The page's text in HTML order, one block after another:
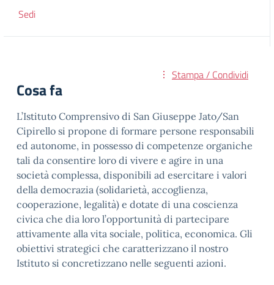
Sedi
Stampa / Condividi
Cosa fa
L’Istituto Comprensivo di San Giuseppe Jato/San
Cipirello si propone di formare persone responsabili
ed autonome, in possesso di competenze organiche
tali da consentire loro di vivere e agire in una
società complessa, disponibili ad esercitare i valori
della democrazia (solidarietà, accoglienza,
cooperazione, legalità) e dotate di una coscienza
civica che dia loro l’opportunità di partecipare
attivamente alla vita sociale, politica, economica. Gli
obiettivi strategici che caratterizzano il nostro
Istituto si concretizzano nelle seguenti azioni.